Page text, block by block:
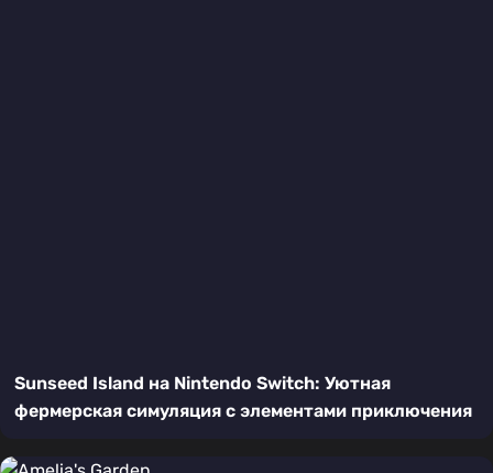
Sunseed Island на Nintendo Switch: Уютная
фермерская симуляция с элементами приключения